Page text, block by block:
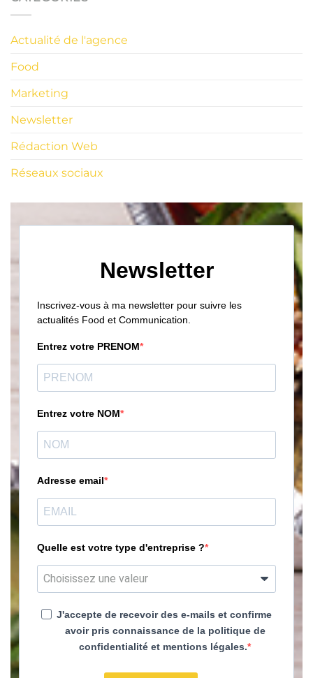
Actualité de l'agence
Food
Marketing
Newsletter
Rédaction Web
Réseaux sociaux
Newsletter
Inscrivez-vous à ma newsletter pour suivre les
actualités Food et Communication.
Entrez votre PRENOM
Entrez votre NOM
Adresse email
Quelle est votre type d'entreprise ?
J'accepte de recevoir des e-mails et confirme
avoir pris connaissance de la politique de
confidentialité et mentions légales.